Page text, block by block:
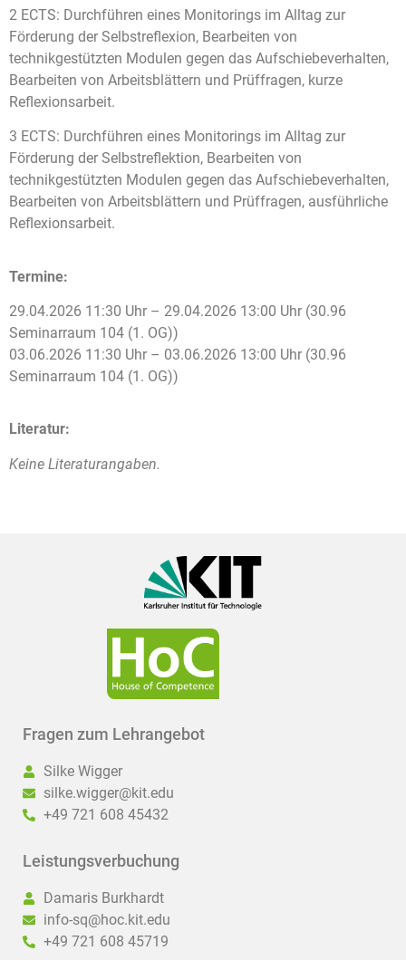
2 ECTS: Durchführen eines Monitorings im Alltag zur
Förderung der Selbstreflexion, Bearbeiten von
technikgestützten Modulen gegen das Aufschiebeverhalten,
Bearbeiten von Arbeitsblättern und Prüffragen, kurze
Reflexionsarbeit.
3 ECTS: Durchführen eines Monitorings im Alltag zur
Förderung der Selbstreflektion, Bearbeiten von
technikgestützten Modulen gegen das Aufschiebeverhalten,
Bearbeiten von Arbeitsblättern und Prüffragen, ausführliche
Reflexionsarbeit.
Termine:
29.04.2026 11:30 Uhr – 29.04.2026 13:00 Uhr (30.96
Seminarraum 104 (1. OG))
03.06.2026 11:30 Uhr – 03.06.2026 13:00 Uhr (30.96
Seminarraum 104 (1. OG))
Literatur:
Keine Literaturangaben.
Fragen zum Lehrangebot
Silke Wigger
silke.wigger@kit.edu
+49 721 608 45432
Leistungsverbuchung
Damaris Burkhardt
info-sq@hoc.kit.edu
+49 721 608 45719